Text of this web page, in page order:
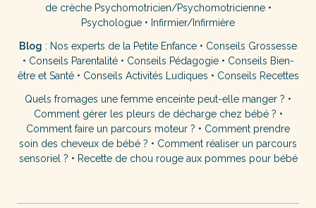
de crèche Psychomotricien/Psychomotricienne•
Psychologue • Infirmier/Infirmière
Blog : Nos experts de la Petite Enfance • Conseils Grossesse
• Conseils Parentalité• Conseils Pédagogie• Conseils Bien-
être et Santé• Conseils Activités Ludiques • Conseils Recettes
Quels fromages une femme enceinte peut-elle manger ? •
Comment gérer les pleurs de décharge chez bébé ? •
Comment faire un parcours moteur ? • Comment prendre
soin des cheveux de bébé ? • Comment réaliser un parcours
sensoriel ? • Recette de chou rouge aux pommes pour bébé